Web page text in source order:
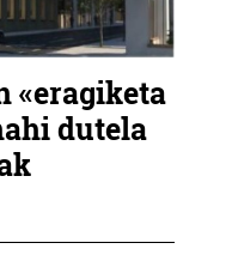
«eragiketa
dutela